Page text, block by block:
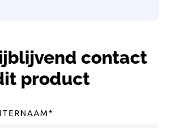
contact
product
*